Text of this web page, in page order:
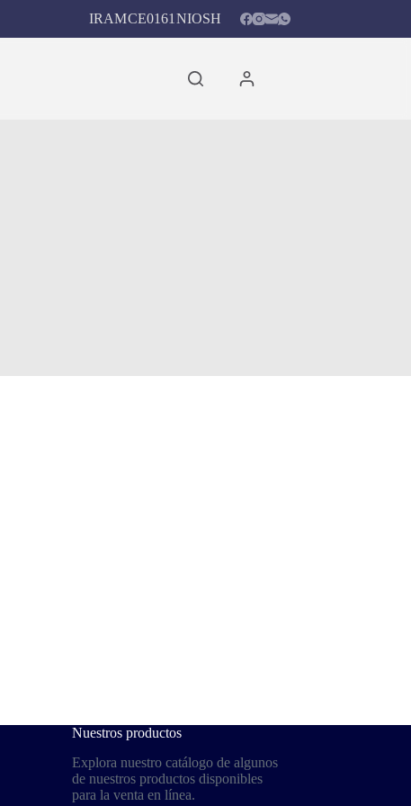
IRAMCE0161 NIOSH
Nuestros productos
Explora nuestro catálogo de algunos
de nuestros productos disponibles
para la venta en línea.